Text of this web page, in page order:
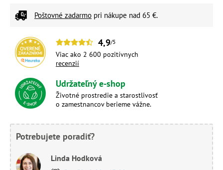
Poštovné zadarmo pri nákupe nad 65 €.
4,9/5
Viac ako 2 600 pozitívnych
recenzií
Udržateľný e-shop
Životné prostredie a starostlivosť
o zamestnancov berieme vážne.
Potrebujete poradiť?
Linda Hodková